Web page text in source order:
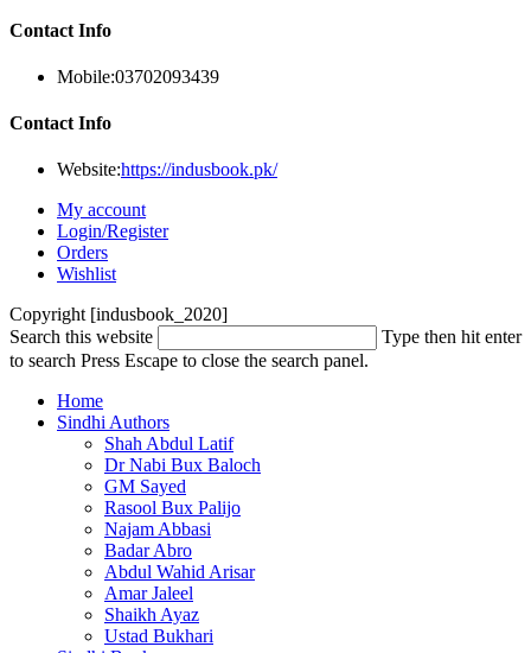
Contact Info
Mobile:03702093439
Contact Info
Website:https://indusbook.pk/
My account
Login/Register
Orders
Wishlist
Copyright [indusbook_2020]
Search this website
Type then hit enter
to search Press Escape to close the search panel.
Home
Sindhi Authors
Shah Abdul Latif
Dr Nabi Bux Baloch
GM Sayed
Rasool Bux Palijo
Najam Abbasi
Badar Abro
Abdul Wahid Arisar
Amar Jaleel
Shaikh Ayaz
Ustad Bukhari